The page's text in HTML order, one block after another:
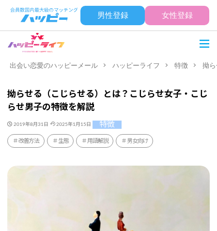
男性登録 女性登録
出会い恋愛のハッピーメール ハッピーライフ 特徴 拗
拗らせる（こじらせる）とは？こじらせ女子・こじ
らせ男子の特徴を解説
2019年8月31日 2025年1月15日 特徴
改善方法 生態 用語解説 男女向け